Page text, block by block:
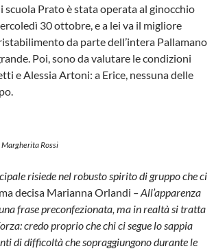
scuola Prato è stata operata al ginocchio
30 ottobre, e a lei va il migliore
da parte dell’intera Pallamano
Poi, sono da valutare le condizioni
e Alessia Artoni: a Erice, nessuna delle
Rossi
risiede nel robusto spirito di gruppo che ci
decisa Marianna Orlandi – All’apparenza
frase preconfezionata, ma in realtà si tratta
credo proprio che chi ci segue lo sappia
di difficoltà che sopraggiungono durante le